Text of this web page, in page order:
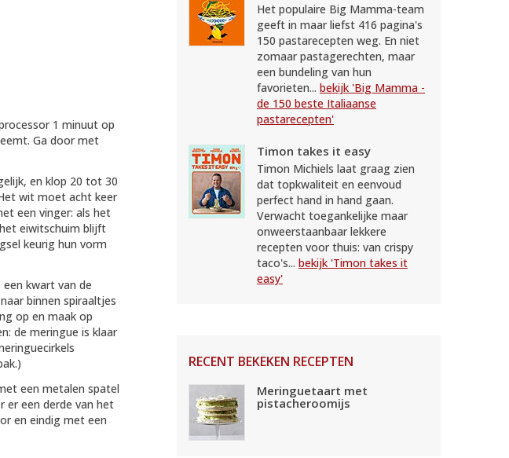
1 minuut op
Ga door met
en klop 20 tot 30
wit moet acht keer
een vinger: als het
eiwitschuim blijft
keurig hun vorm
kwart van de
binnen spiraaltjes
op en maak op
de meringue is klaar
een metalen spatel
er een derde van het
en eindig met een
Het populaire Big Mamma-team
geeft in maar liefst 416 pagina's
150 pastarecepten weg. En niet
zomaar pastagerechten, maar
een bundeling van hun
favorieten... bekijk 'Big Mamma -
de 150 beste Italiaanse
pastarecepten'
Timon takes it easy
Timon Michiels laat graag zien
dat topkwaliteit en eenvoud
perfect hand in hand gaan.
Verwacht toegankelijke maar
onweerstaanbaar lekkere
recepten voor thuis: van crispy
taco's... bekijk 'Timon takes it
easy'
RECENT BEKEKEN RECEPTEN
Meringuetaart met
pistacheroomijs